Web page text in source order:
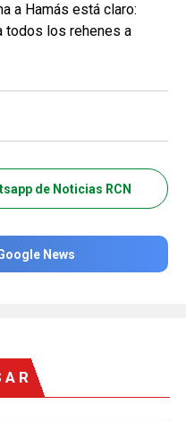
a Hamás está claro:
todos los rehenes a
de Noticias RCN
News